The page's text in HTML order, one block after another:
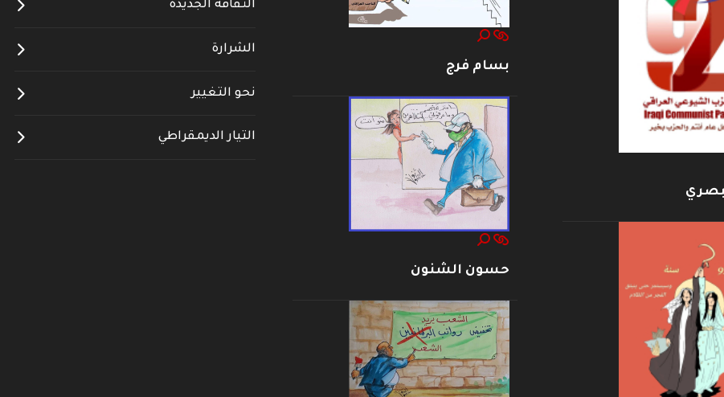
بسام فرج
حسون الشنون
الثقافة الجديدة
الشرارة
نحو التغيير
التيار الديمقراطي